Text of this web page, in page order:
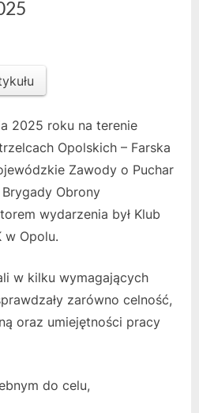
2025 roku na terenie
Opolskich – Farska
Zawody o Puchar
Obrony
wydarzenia był Klub
w Opolu.
w kilku wymagających
zarówno celność,
oraz umiejętności pracy
do celu,